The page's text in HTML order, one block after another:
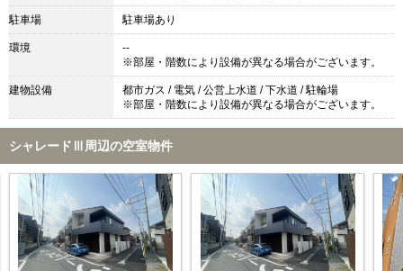
駐車場 駐車場あり
環境
--
※部屋・階数により設備が異なる場合がございます。
建物設備
都市ガス / 電気 / 公営上水道 / 下水道 / 駐輪場
※部屋・階数により設備が異なる場合がございます。
シャレードⅢ周辺の空室物件